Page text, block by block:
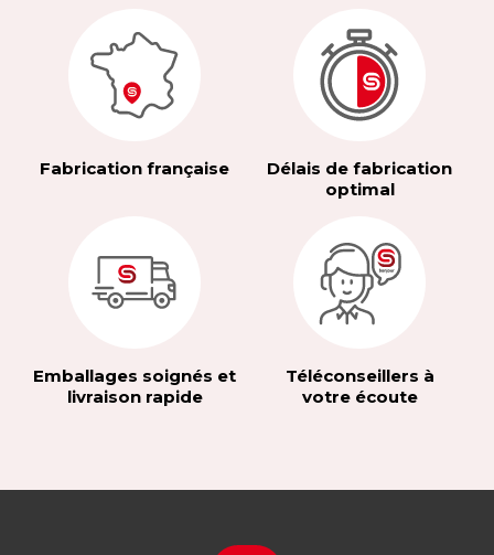
Fabrication française
Délais de fabrication
optimal
Emballages soignés et
livraison rapide
Téléconseillers à
votre écoute